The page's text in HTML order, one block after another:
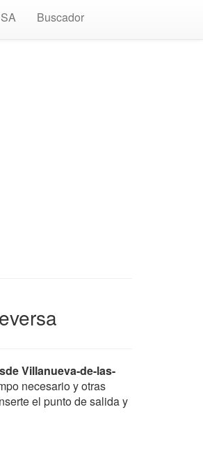
Buscador
Villanueva-de-las-
necesario y otras
el punto de salida y